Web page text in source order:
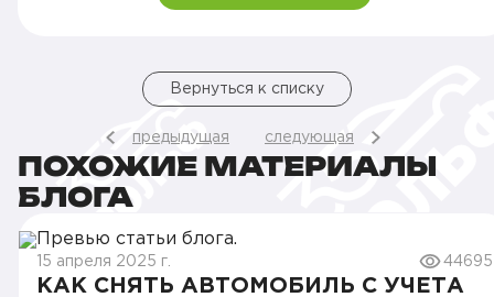
предыдущая
Вернуться к списку
следующая
ПОХОЖИЕ МАТЕРИАЛЫ
БЛОГА
15 апреля 2025 г. 44695
КАК СНЯТЬ АВТОМОБИЛЬ С УЧЕТА